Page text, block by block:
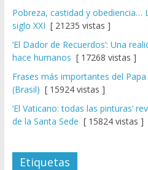
Pobreza, castidad y obediencia…
siglo XXI [ 21235 vistas ]
‘El Dador de Recuerdos’: Una
hace humanos [ 17268 vistas ]
Frases más importantes del Papa
(Brasil) [ 15924 vistas ]
‘El Vaticano: todas las pinturas’
de la Santa Sede [ 15824 vistas ]
Etiquetas